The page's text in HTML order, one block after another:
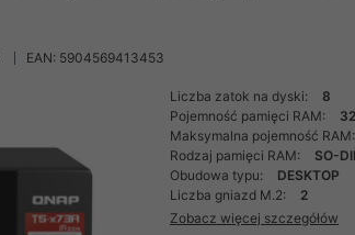
EAN: 5904569413453
Liczba zatok na dyski:
8
Pojemność pamięci RAM:
Maksymalna pojemność RAM:
Rodzaj pamięci RAM:
SO-
Obudowa typu:
DESKTOP
Liczba gniazd M.2:
2
Zobacz więcej szczegółów